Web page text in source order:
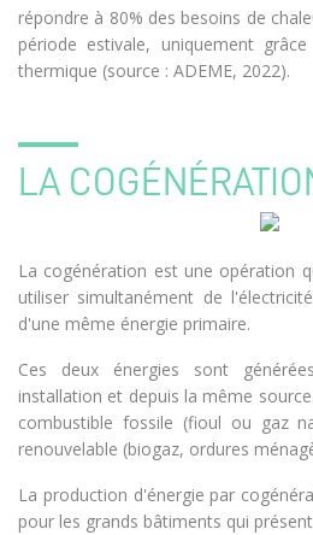
répondre à 80% des besoins de
période estivale, uniquement
thermique (source : ADEME, 2022).
LA
La cogénération est une opération
utiliser simultanément de
d'une même énergie primaire.
Ces deux énergies sont
installation et depuis la même
combustible fossile (fioul ou gaz
renouvelable (biogaz, ordures
La production d'énergie par
pour les grands bâtiments qui